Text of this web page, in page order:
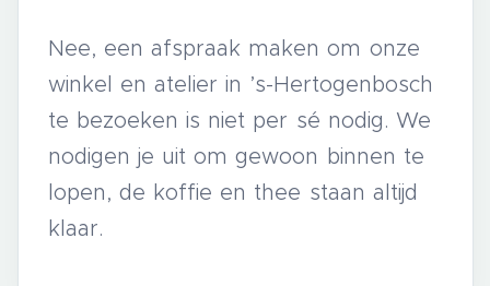
Nee, een afspraak maken om onze
winkel en atelier in ’s-Hertogenbosch
te bezoeken is niet per sé nodig. We
nodigen je uit om gewoon binnen te
lopen, de koffie en thee staan altijd
klaar.